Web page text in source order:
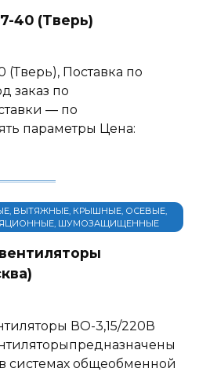
40 (Тверь)
Поставка по
заказ по
— по
параметры Цена:
ВЫТЯЖНЫЕ, КРЫШНЫЕ, ОСЕВЫЕ,
ШУМОЗАЩИЩЕННЫЕ
ВО-3,15/220В
системах общеобменной